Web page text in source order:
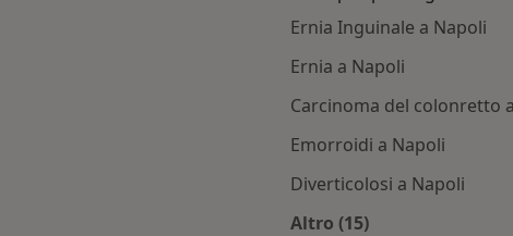
Ernia Inguinale a Napoli
Ernia a Napoli
Carcinoma del colonretto
Emorroidi a Napoli
Diverticolosi a Napoli
Altro (15)